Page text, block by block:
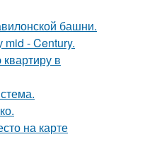
башни.
- Century.
в
на карте